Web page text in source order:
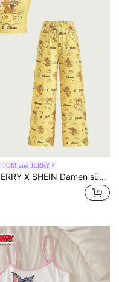
TOM and JERRY
TOM & JERRY X SHEIN Damen süßer Cartoon Buchstaben Muster Camisole Top und Hose mit elastischem Bund und weitem Bein Pyjama Set, Sommer